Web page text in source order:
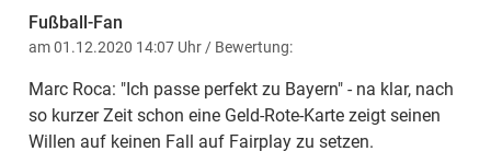
Fußball-Fan
am 01.12.2020 14:07 Uhr / Bewertung:
Marc Roca: "Ich passe perfekt zu Bayern" - na klar, nach
so kurzer Zeit schon eine Geld-Rote-Karte zeigt seinen
Willen auf keinen Fall auf Fairplay zu setzen.